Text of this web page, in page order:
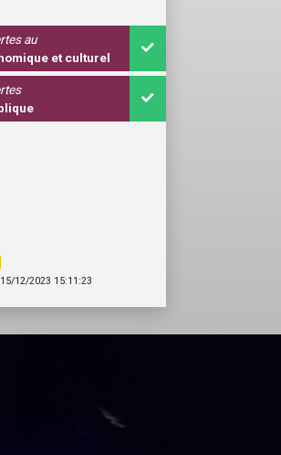
au
et culturel
12/2023 15:11:23